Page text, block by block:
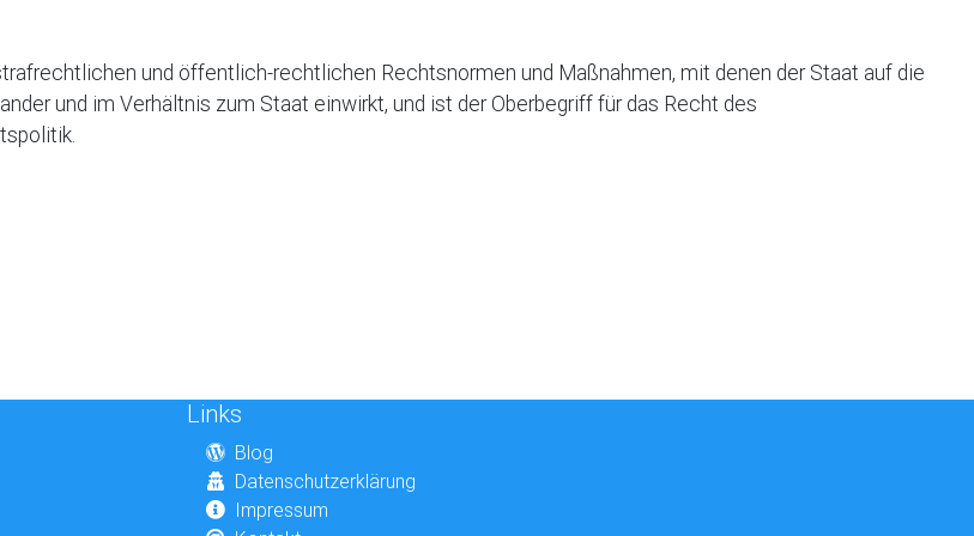
und öffentlich-rechtlichen Rechtsnormen und Maßnahmen, mit denen der Staat auf die
und im Verhältnis zum Staat einwirkt, und ist der Oberbegriff für das Recht des
Links
Blog
Datenschutzerklärung
Impressum